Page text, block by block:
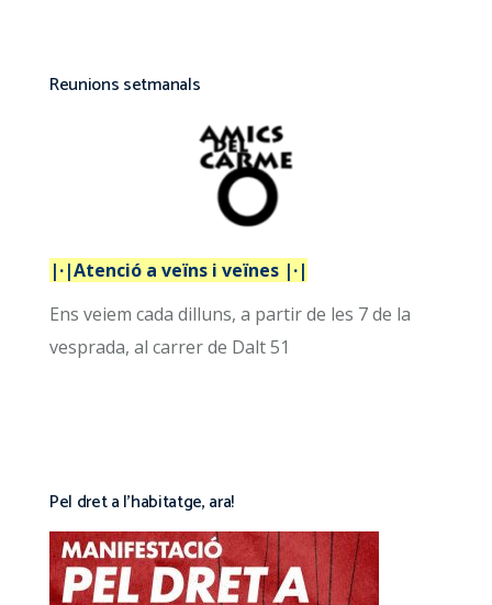
Reunions setmanals
|·|Atenció a veïns i veïnes |·|
Ens veiem cada dilluns, a partir de les 7 de la
vesprada, al carrer de Dalt 51
Pel dret a l’habitatge, ara!